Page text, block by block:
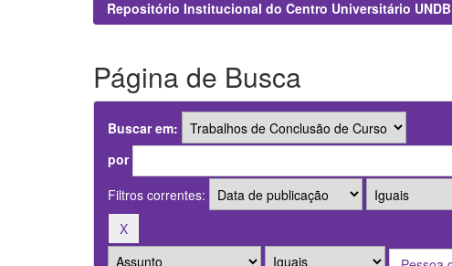
Repositório Institucional do Centro Universitário UNDB
Página de Busca
Buscar em:
por
Filtros correntes: